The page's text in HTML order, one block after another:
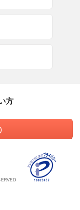
方